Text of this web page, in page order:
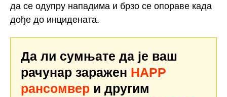
да се одупру нападима и брзо се опораве када
дође до инцидената.
Да ли сумњате да је ваш
рачунар заражен HAPP
рансомвер и другим